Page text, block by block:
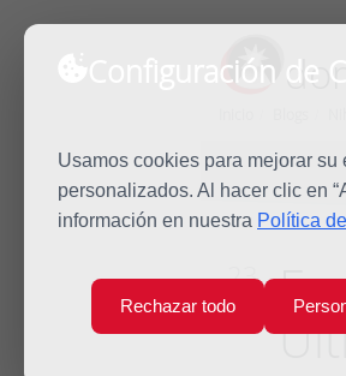
Configuración de
Usamos cookies para mejorar
personalizados. Al hacer clic en
información en nuestra Política
Rechazar todo
23
Mar